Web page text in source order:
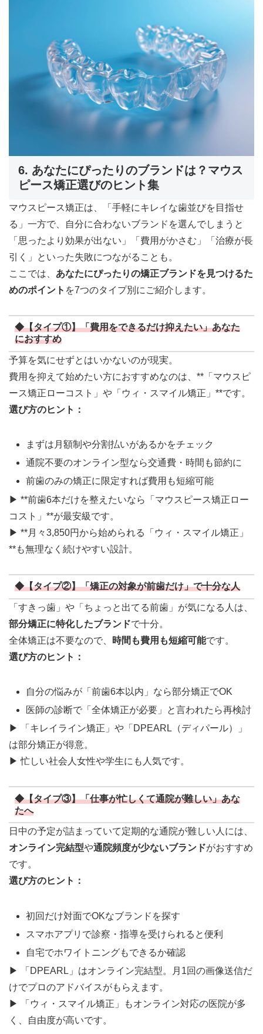
6. あなたにぴったりのブランドは？マウス
ピース矯正選びのヒント集
マウスピース矯正は、「手軽にキレイな歯並びを目指せ
る」一方で、自分に合わないブランドを選んでしまうと
「思ったより効果が出ない」「費用がかさむ」「治療が長
引く」といった失敗につながることも。
ここでは、 あなたにぴったりの矯正ブランドを見つけるた
めのポイント を7つのタイプ別にご紹介します。
◆【タイプ①】「費用をできるだけ抑えたい」あなた
におすすめ
予算を気にせずとはいかないのが現実。
費用を抑えて始めたい方におすすめなのは、**「マウスピ
ース矯正ローコスト」や「ウィ・スマイル矯正」**です。
選び方のヒント：
まずは月額制や分割払いがあるかをチェック
通院不要のオンライン型なら交通費・時間も節約に
前歯のみの矯正に限定すれば費用も短縮可能
▶ **前歯6本だけを整えたいなら「マウスピース矯正ロー
コスト」**が最安級です。
▶ **月々3,850円から始められる「ウィ・スマイル矯正」
**も無理なく続けやすい設計。
◆【タイプ②】「矯正の対象が前歯だけ」で十分な人
「すきっ歯」や「ちょっと出てる前歯」が気になる人は、
部分矯正に特化したブランドで十分。
全体矯正は不要なので、
時間も費用も短縮可能です。
選び方のヒント：
自分の悩みが「前歯6本以内」なら部分矯正でOK
医師の診断で「全体矯正が必要」と言われたら再検討
▶ 「キレイライン矯正」や「DPEARL（ディパール）」
は部分矯正が得意。
▶ 忙しい社会人女性や学生にも人気です。
◆【タイプ③】「仕事が忙しくて通院が難しい」あな
たへ
日中の予定が詰まっていて定期的な通院が難しい人には、
オンライン完結型や通院頻度が少ないブランドがおすすめ
です。
選び方のヒント：
初回だけ対面でOKなブランドを探す
スマホアプリで診察・指導を受けられると便利
自宅でホワイトニングもできるか確認
▶ 「DPEARL」はオンライン完結型。月1回の画像送信だ
けでプロのアドバイスがもらえます。
▶ 「ウィ・スマイル矯正」もオンライン対応の医院が多
く、自由度が高いです。